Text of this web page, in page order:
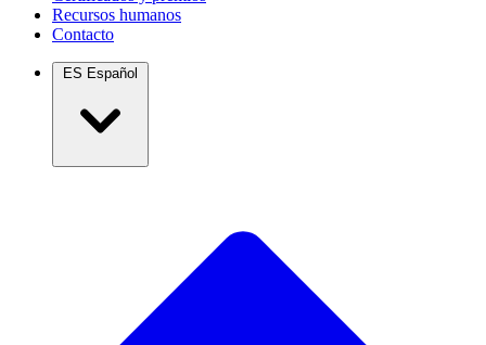
Recursos humanos
Contacto
ES Español